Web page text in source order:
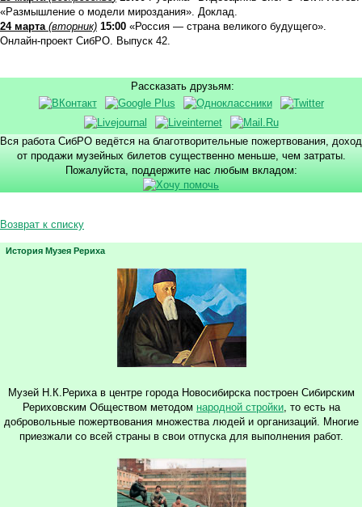
«Размышление о модели мироздания». Доклад.
24 марта (вторник) 15:00 «Россия — страна великого будущего».
Онлайн-проект СибРО. Выпуск 42.
Рассказать друзьям:
Вся работа СибРО ведётся на благотворительные пожертвования, доход
от продажи музейных билетов существенно меньше, чем затраты.
Пожалуйста, поддержите нас любым вкладом:
Возврат к списку
История Музея Рериха
Музей Н.К.Рериха в центре города Новосибирска построен Сибирским
Рериховским Обществом методом народной стройки , то есть на
добровольные пожертвования множества людей и организаций. Многие
приезжали со всей страны в свои отпуска для выполнения работ.